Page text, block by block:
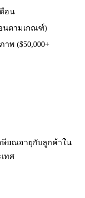
ดือน
อนตามเกณฑ์)
พ ($50,000+
กษียณอายุกับลูกค้าใน
ทศ